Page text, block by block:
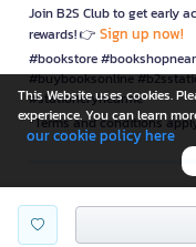
Join B2S Club to get early
rewards! 👉 Sign up now!
#bookstore
#buybooksonline
#stationerynearme
*Terms and conditions
is a company
This Website uses cookies.
experience. You can learn
our cookie policy here